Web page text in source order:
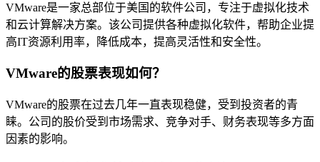
VMware是一家总部位于美国的软件公司，专注于虚拟化技术
和云计算解决方案。该公司提供各种虚拟化软件，帮助企业提
高IT资源利用率，降低成本，提高灵活性和安全性。
VMware的股票表现如何？
VMware的股票在过去几年一直表现稳健，受到投资者的青
睐。公司的股价受到市场需求、竞争对手、财务表现等多方面
因素的影响。